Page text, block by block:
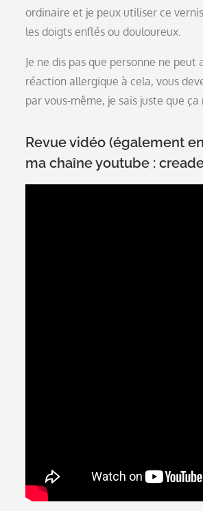
ordinaire et je peux utiliser ce
les doigts enflés ou douloureux.
Je ne dis pas que personne ne peut
réaction allergique à cela, vous
par vous-même, je sais juste que ça
Revue vidéo (également
ma chaîne youtube :